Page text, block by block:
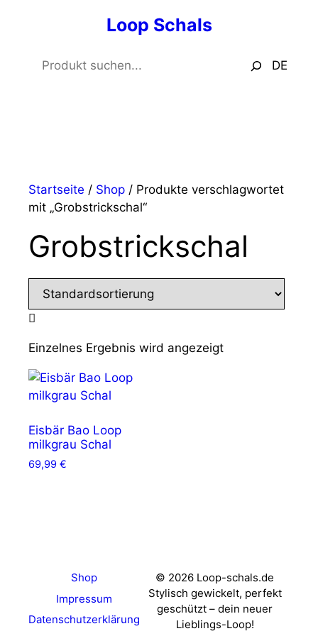
Loop Schals
DE
Startseite / Shop / Produkte verschlagwortet
mit „Grobstrickschal“
Grobstrickschal
Einzelnes Ergebnis wird angezeigt
Eisbär Bao Loop
milkgrau Schal
69,99 €
Shop
Impressum
Datenschutzerklärung
© 2026 Loop-schals.de
Stylisch gewickelt, perfekt
geschützt – dein neuer
Lieblings-Loop!